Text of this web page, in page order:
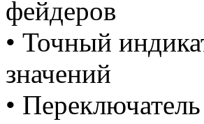
фейдеров
• Точный
значений
•